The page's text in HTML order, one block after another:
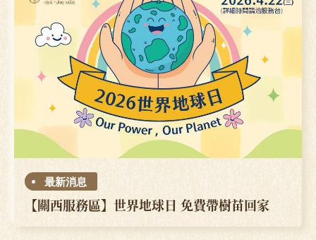
最新消息
【關西服務區】世界地球日 免費帶樹苗回家